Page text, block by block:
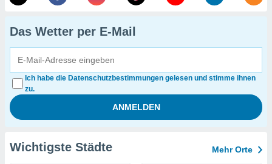
Das Wetter per E-Mail
Ich habe die Datenschutzbestimmungen gelesen und stimme ihnen
zu.
Wichtigste Städte Mehr Orte